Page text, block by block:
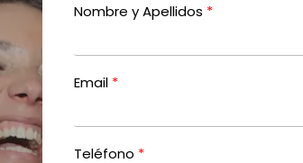
Nombre y Apellidos
Email
Teléfono